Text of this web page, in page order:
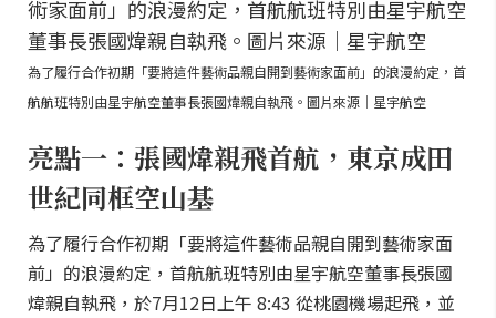
為了履行合作初期「要將這件藝術品親自開到藝術家面前」的浪漫約定，首
航航班特別由星宇航空董事長張國煒親自執飛。圖片來源｜星宇航空
亮點一：張國煒親飛首航，東京成田
世紀同框空山基
為了履行合作初期「要將這件藝術品親自開到藝術家面
前」的浪漫約定，首航航班特別由星宇航空董事長張國
煒親自執飛，於7月12日上午 8:43 從桃園機場起飛，並